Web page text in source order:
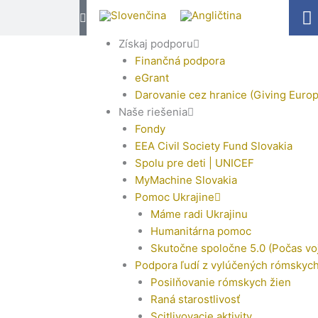
F
a
o
Získaj podporu
Finančná podpora
eGrant
Darovanie cez hranice (Giving
Naše riešenia
Fondy
EEA Civil Society Fund Slovakia
Spolu pre deti | UNICEF
MyMachine Slovakia
Pomoc Ukrajine
Máme radi Ukrajinu
Humanitárna pomoc
Skutočne spoločne 5.0 (Počas
Podpora ľudí z vylúčených
Posilňovanie rómskych žien
Raná starostlivosť